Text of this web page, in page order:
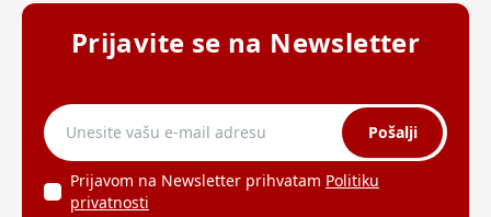
Prijavite se na Newsletter
Pošalji
Prijavom na Newsletter prihvatam Politiku
privatnosti